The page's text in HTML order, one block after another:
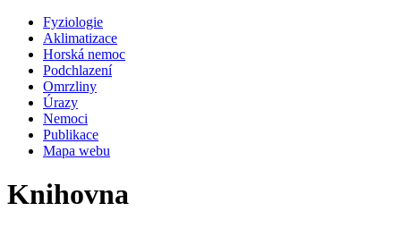
Fyziologie
Aklimatizace
Horská nemoc
Podchlazení
Omrzliny
Úrazy
Nemoci
Publikace
Mapa webu
Knihovna